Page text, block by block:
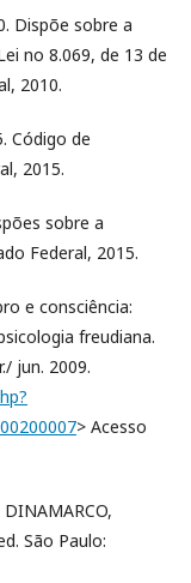
Dispõe sobre a
no 8.069, de 13 de
2010.
Código de
2015.
sobre a
Federal, 2015.
e consciência:
freudiana.
jun. 2009.
> Acesso
São Paulo: